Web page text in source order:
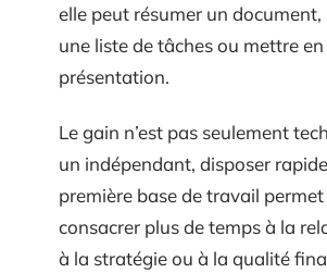
elle peut résumer un
une liste de tâches ou mettre
présentation.
Le gain n’est pas seulement
un indépendant, disposer
première base de travail permet
consacrer plus de temps à la
à la stratégie ou à la qualité